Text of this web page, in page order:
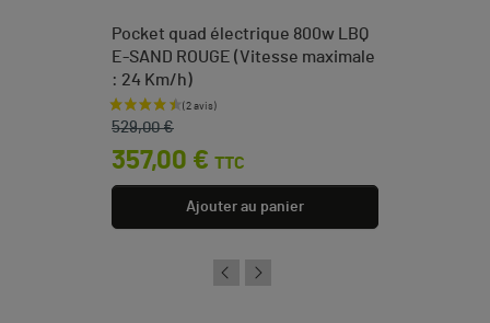
Pocket quad électrique 800w LBQ
E-SAND ROUGE (Vitesse maximale
: 24 Km/h)
Prix de base
529,00 €
Prix
357,00 € TTC
Ajouter au panier